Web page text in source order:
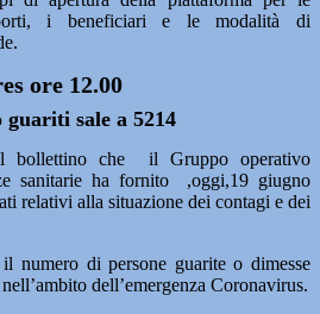
i beneficiari e le modalità di
ore 12.00
sale a 5214
bollettino che il Gruppo operativo
sanitarie ha fornito ,oggi,19 giugno
relativi alla situazione dei contagi e dei
numero di persone guarite o dimesse
dell’emergenza Coronavirus.